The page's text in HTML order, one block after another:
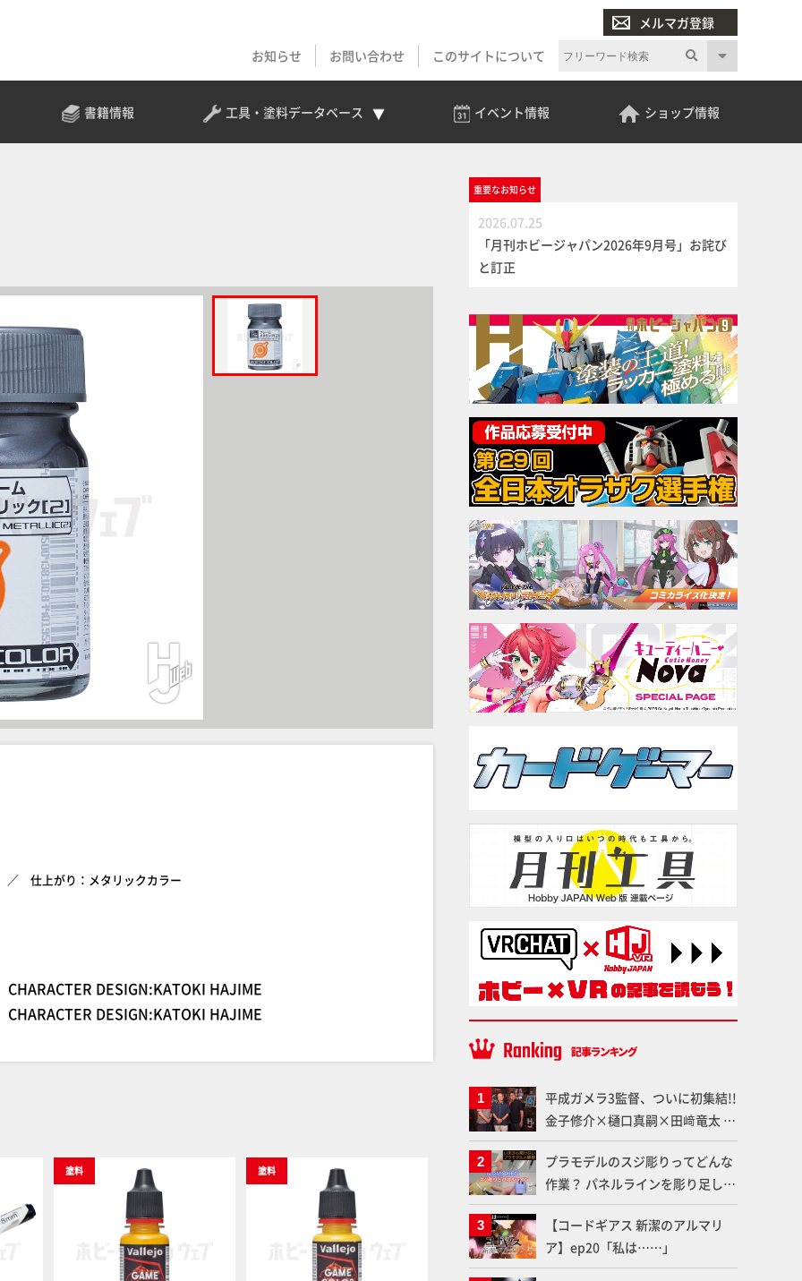
メルマガ登録
お知らせ
お問い合わせ このサイトについて
書籍情報 工具・塗料データベース イベント情報 ショップ情報
仕上がり：メタリックカラー
DESIGN:KATOKI HAJIME
DESIGN:KATOKI HAJIME
塗料 塗料 塗料
重要なお知らせ
2026.07.25
「月刊ホビージャパン2026年9月号」お詫び
と訂正
平成ガメラ3監督、ついに初集結!!
金子修介×樋口真嗣×田﨑竜太 4
体のガメラを未来へつなぐ特別鼎
談「ガメラ永久保存化プロジェク
ト FINAL」
プラモデルのスジ彫りってどんな
作業？ パネルラインを彫り足して
作品を映えさせよう！【いまさら
聞けないプラモデルの基礎：スジ
彫りとパネルライン】
【コードギアス 新潔のアルマリ
ア】ep20「私は……」